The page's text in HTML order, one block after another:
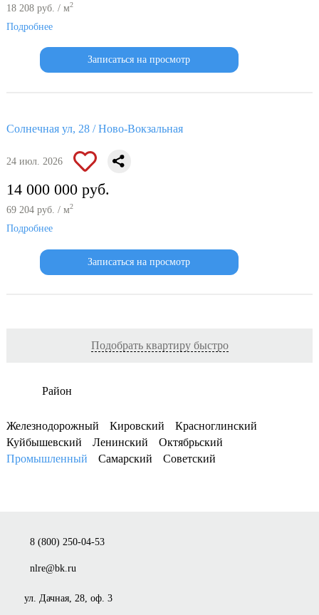
18 208 руб. / м2
Подробнее
Записаться на просмотр
Солнечная ул, 28 / Ново-Вокзальная
24 июл. 2026
14 000 000 руб.
69 204 руб. / м2
Подробнее
Записаться на просмотр
Подобрать квартиру быстро
Район
Железнодорожный Кировский
Красноглинский
Куйбышевский
Ленинский
Октябрьский
Промышленный
Самарский Советский
8 (800) 250-04-53
nlre@bk.ru
ул. Дачная, 28, оф. 3